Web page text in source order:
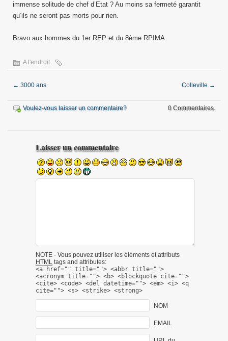
immense solitude de chef d’Etat ? Au moins sa fermeté garantit
qu’ils ne seront pas morts pour rien.
Bravo aux hommes du 1er REP et du 8ème RPIMA.
A l'endroit
← 3000 ans Colleville →
Voulez-vous laisser un commentaire? 0 Commentaires.
Laisser un commentaire
NOTE - Vous pouvez utiliser les éléments et attributs
HTML tags and attributes:
<a href="" title=""> <abbr title="">
<acronym title=""> <b> <blockquote cite="">
<cite> <code> <del datetime=""> <em> <i> <q
cite=""> <s> <strike> <strong>
NOM
EMAIL